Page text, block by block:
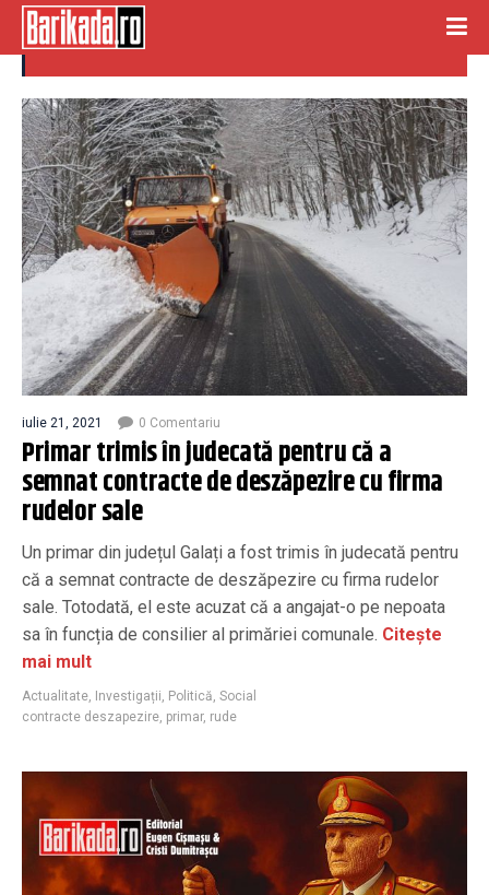
contracte deszapezire
iulie 21, 2021 0 Comentariu
Primar trimis în judecată pentru că a
semnat contracte de deszăpezire cu firma
rudelor sale
Un primar din județul Galați a fost trimis în judecată pentru
că a semnat contracte de deszăpezire cu firma rudelor
sale. Totodată, el este acuzat că a angajat-o pe nepoata
sa în funcția de consilier al primăriei comunale. Citește
mai mult
Actualitate, Investigații, Politică, Social
contracte deszapezire, primar, rude